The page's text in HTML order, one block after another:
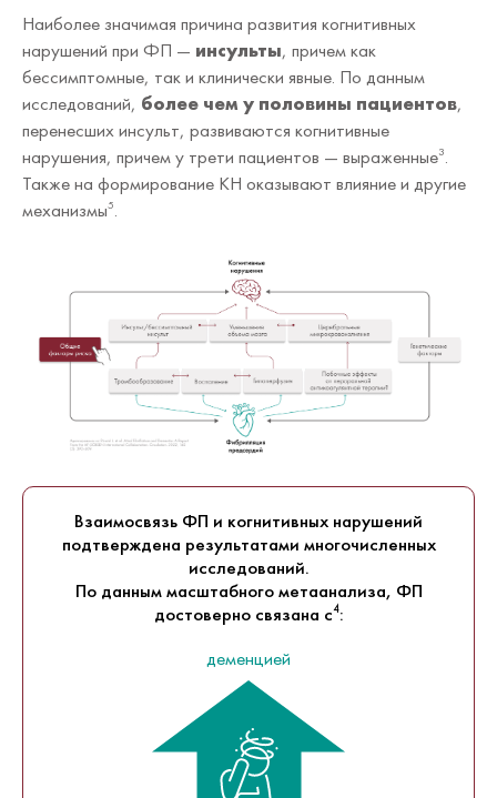
Наиболее значимая причина развития когнитивных
нарушений при ФП — инсульты, причем как
бессимптомные, так и клинически явные. По данным
исследований, более чем у половины пациентов,
перенесших инсульт, развиваются когнитивные
нарушения, причем у трети пациентов — выраженные3.
Также на формирование КН оказывают влияние и другие
механизмы5.
Взаимосвязь ФП и когнитивных нарушений
подтверждена результатами многочисленных
исследований.
По данным масштабного метаанализа, ФП
достоверно связана с4:
деменцией